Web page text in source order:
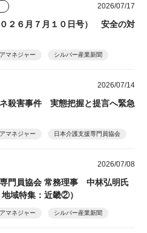
2026/07/17
２６月７月１０日号） 安全の対
マネジャー シルバー産業新聞
2026/07/14
殺害事件 実態把握と提言へ緊急
マネジャー 日本介護支援専門員協会
2026/07/08
門員協会 常務理事 中林弘明氏
域特集：近畿②）
マネジャー シルバー産業新聞